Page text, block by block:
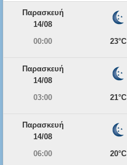
Παρασκευή
14/08
00:00
23°C
Παρασκευή
14/08
03:00
21°C
Παρασκευή
14/08
06:00
20°C